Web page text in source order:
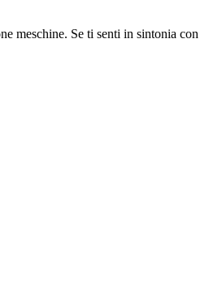
meschine. Se ti senti in sintonia con